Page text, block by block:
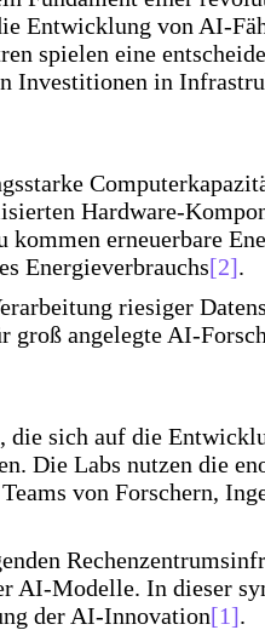
Entwicklung von AI-
spielen eine
Investitionen in
Hardware-
erneuerbare
Energieverbrauchs[2].
riesiger
angelegte AI-
die sich auf die
Die Labs nutzen die
von Forschern,
AI-Modelle. In dieser
der AI-Innovation[1].